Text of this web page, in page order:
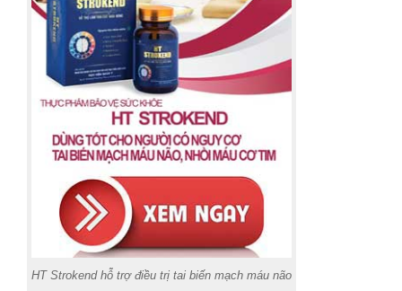
HT Strokend hỗ trợ điều trị tai biến mạch máu não